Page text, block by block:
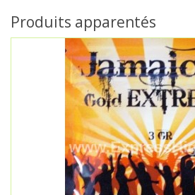
Produits apparentés